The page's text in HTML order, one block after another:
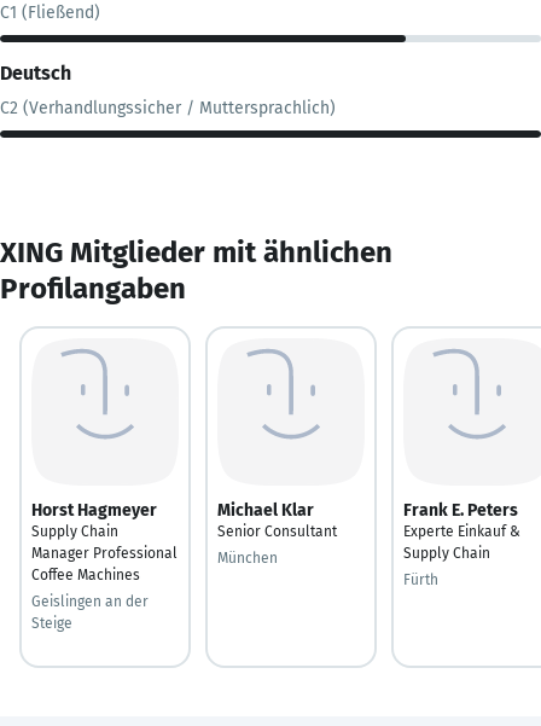
C1 (Fließend)
Deutsch
C2 (Verhandlungssicher / Muttersprachlich)
XING Mitglieder mit ähnlichen
Profilangaben
Horst Hagmeyer
Supply Chain
Manager Professional
Coffee Machines
Geislingen an der
Steige
Michael Klar
Senior Consultant
München
Frank E. Peters
Experte Einkauf &
Supply Chain
Fürth